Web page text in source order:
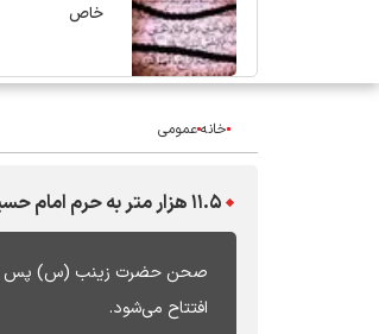
خاص
خانهعمومی
۱۱.۵ هزار متر به حرم امام حسین اضافه می‌شود
افتتاح می‌شود.